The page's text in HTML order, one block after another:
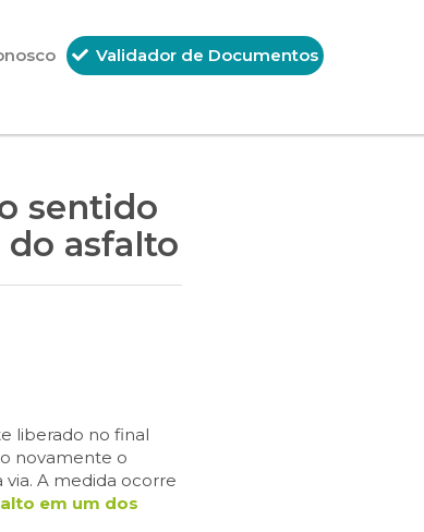
Validador de Documentos
sentido
do asfalto
liberado no final
novamente o
A medida ocorre
em um dos